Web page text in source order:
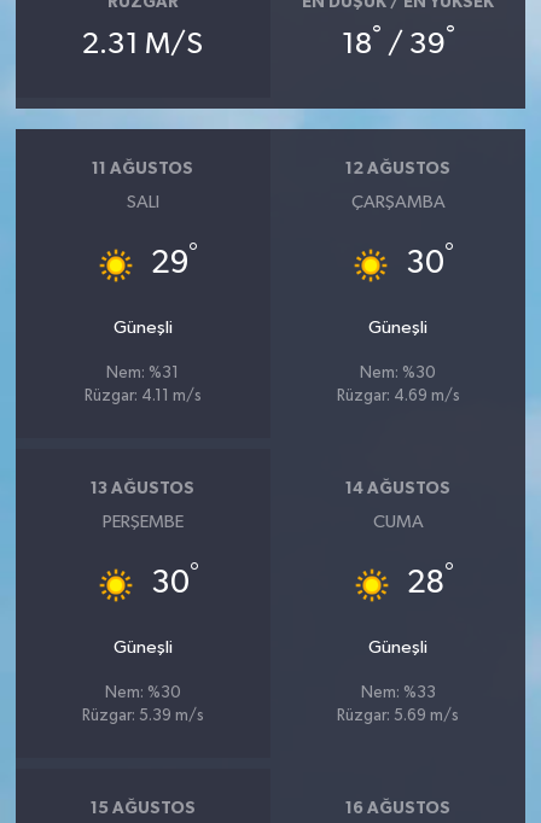
2.31 M/S 18° / 39°
11 AĞUSTOS
SALI
29°
Güneşli
Nem: %31
Rüzgar: 4.11 m/s
12 AĞUSTOS
ÇARŞAMBA
30°
Güneşli
Nem: %30
Rüzgar: 4.69 m/s
13 AĞUSTOS
PERŞEMBE
30°
Güneşli
Nem: %30
Rüzgar: 5.39 m/s
14 AĞUSTOS
CUMA
28°
Güneşli
Nem: %33
Rüzgar: 5.69 m/s
15 AĞUSTOS 16 AĞUSTOS